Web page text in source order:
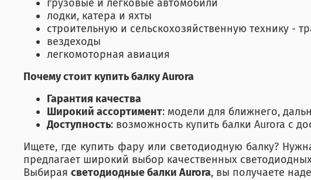
грузовые и легковые автомобили
лодки, катера и яхты
строительную и сельскохозяйственную технику -
вездеходы
легкомоторная авиация
Почему стоит купить балку Aurora
Гарантия качества
Широкий ассортимент: модели для ближнего,
Доступность: возможность купить балки Aurora с
Ищете, где купить фару или светодиодную балку?
предлагает широкий выбор качественных
Выбирая светодиодные балки Aurora, вы получаете